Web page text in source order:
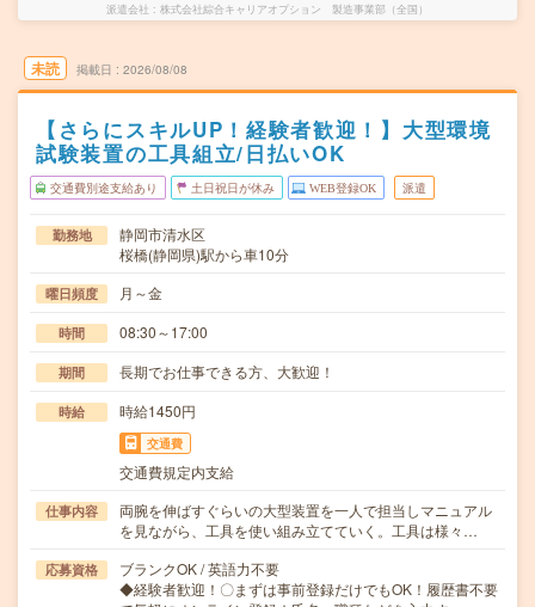
派遣会社 株式会社綜合キャリアオプション 製造事業部（全国）
未読 掲載日 2026/08/08
【さらにスキルUP！経験者歓迎！】大型環境
試験装置の工具組立/日払いOK
交通費別途支給あり 土日祝日が休み WEB登録OK 派遣
勤務地
静岡市清水区
桜橋(静岡県)駅から車10分
曜日頻度 月～金
時間 08:30～17:00
期間 長期でお仕事できる方、大歓迎！
時給 時給1450円
交通費
交通費規定内支給
仕事内容
両腕を伸ばすぐらいの大型装置を一人で担当しマニュアル
を見ながら、工具を使い組み立てていく。工具は様々…
応募資格
ブランクOK / 英語力不要
◆経験者歓迎！〇まずは事前登録だけでもOK！履歴書不要